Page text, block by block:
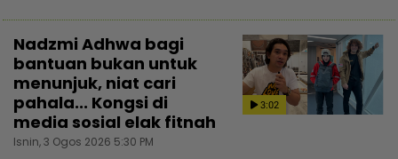
3:02
Nadzmi Adhwa bagi
bantuan bukan untuk
menunjuk, niat cari
pahala... Kongsi di
media sosial elak fitnah
Isnin, 3 Ogos 2026 5:30 PM